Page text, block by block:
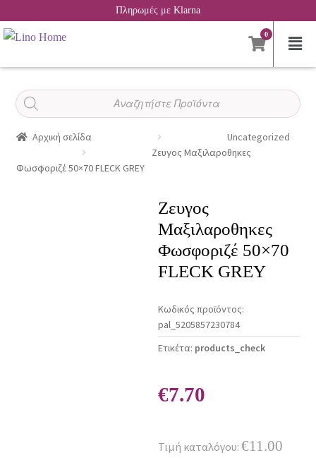
Πληρωμές με Klarna
0
Αναζήτηση
προϊόντων
Αρχική σελίδα
Uncategorized
Ζευγος Μαξιλαροθηκες
Φωσφοριζέ 50×70 FLECK GREY
Ζευγος
Μαξιλαροθηκες
Φωσφοριζέ 50×70
FLECK GREY
Κωδικός προϊόντος:
pal_5205857230784
Ετικέτα: products_check
€7.70
Τιμή καταλόγου: €11.00